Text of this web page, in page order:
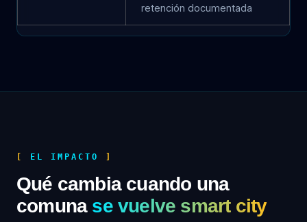
retención documentada
EL IMPACTO
Qué cambia cuando una
comuna se vuelve smart city